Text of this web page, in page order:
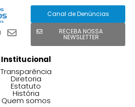
Canal de Denúncias
RECEBA NOSSA
NEWSLETTER
Institucional
Transparência
Diretoria
Estatuto
História
Quem somos